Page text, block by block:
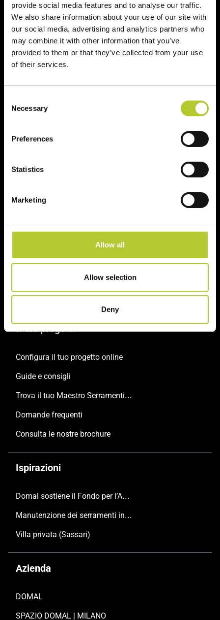
provide social media features and to analyse our traffic.
We also share information about your use of our site with
our social media, advertising and analytics partners who
may combine it with other information that you’ve
provided to them or that they’ve collected from your use
of their services.
Selection
Necessary
Preferences
Statistics
Marketing
Allow all
Allow selection
Deny
Un'esperienza
Scorrevoli
Persiane
Il tuo progetto
Configura il tuo progetto online
Guide e consigli
Trova il tuo Maestro Serramentista Domal
Domande frequenti
Consulta le nostre brochure
Ispirazioni
Domal sostiene il Fondo per l’Ambiente Italiano anche per le Giornate FAI di Primavera 2024
Manutenzione dei serramenti in alluminio
Villa privata (Sassari)
Azienda
DOMAL
SPAZIO DOMAL | MILANO